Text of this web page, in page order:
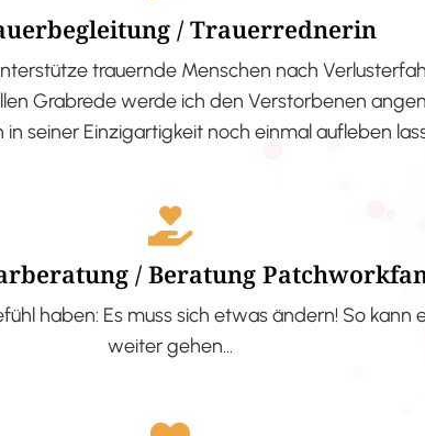
/ Trauerrednerin
trauernde Menschen nach
Grabrede werde ich den Verstorbenen
in seiner Einzigartigkeit noch einmal aufleben
/ Beratung
haben: Es muss sich etwas ändern! So kann
weiter gehen…